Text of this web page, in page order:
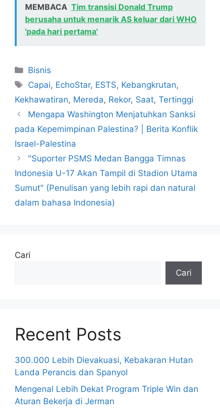
MEMBACA Tim transisi Donald Trump
berusaha untuk menarik AS keluar dari WHO
'pada hari pertama'
Kategori
Bisnis
Tag
Capai, EchoStar, ESTS, Kebangkrutan,
Kekhawatiran, Mereda, Rekor, Saat, Tertinggi
Mengapa Washington Menjatuhkan Sanksi
pada Kepemimpinan Palestina? | Berita Konflik
Israel-Palestina
"Suporter PSMS Medan Bangga Timnas
Indonesia U-17 Akan Tampil di Stadion Utama
Sumut" (Penulisan yang lebih rapi dan natural
dalam bahasa Indonesia)
Cari
Cari
Recent Posts
300.000 Lebih Dievakuasi, Kebakaran Hutan
Landa Perancis dan Spanyol
Mengenal Lebih Dekat Program Triple Win dan
Aturan Bekerja di Jerman